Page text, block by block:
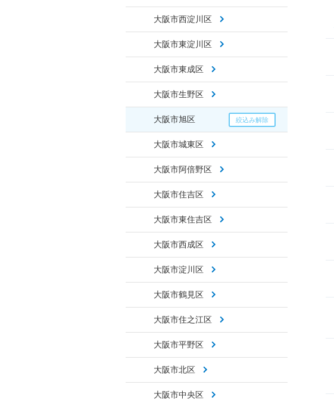
大阪市西淀川区
大阪市東淀川区
大阪市東成区
大阪市生野区
大阪市旭区
大阪市城東区
大阪市阿倍野区
大阪市住吉区
大阪市東住吉区
大阪市西成区
大阪市淀川区
大阪市鶴見区
大阪市住之江区
大阪市平野区
大阪市北区
大阪市中央区